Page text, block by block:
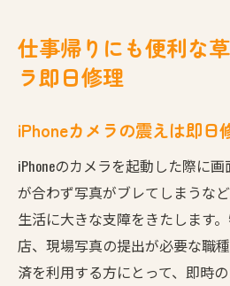
iPhoneのカメラ異常は
カメラが震えるiPhone
草加のiPhone修理は予
草加でiPhone修理を迅
iPhoneの震えるカメラを即
iPhoneカメラが震える
草加でiPhoneカメラの
仕事帰りにも便利な
ラ即日修理
iPhoneカメラの震えは即日
iPhoneのカメラを起動した際に
が合わず写真がブレてしまうな
生活に大きな支障をきたします
店、現場写真の提出が必要な職
済を利用する方にとって、即時